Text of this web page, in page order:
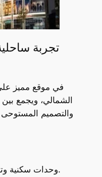
الشمالي، ويجمع بين
والتصميم المستوحى
وحدات سكنية وتجارية بمواصفات فاخرة.